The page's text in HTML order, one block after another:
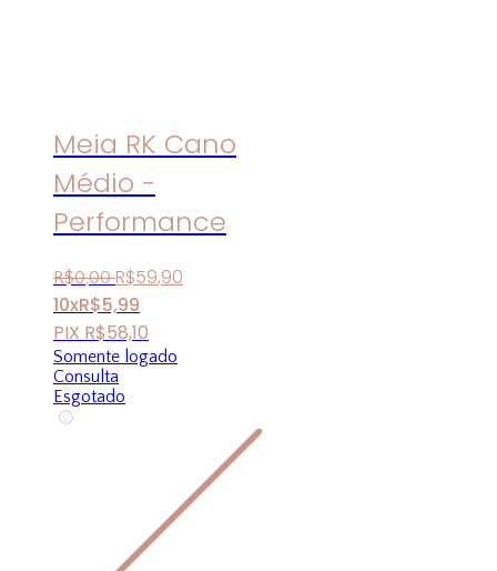
Meia RK Cano
Médio -
Performance
R$0,00 R$59,90
10xR$5,99
PIX R$58,10
Somente logado
Consulta
Esgotado